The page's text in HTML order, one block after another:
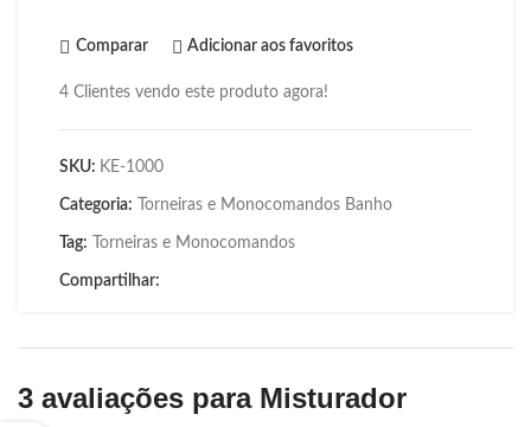
Comparar Adicionar aos favoritos
4 Clientes vendo este produto agora!
SKU: KE-1000
Categoria: Torneiras e Monocomandos Banho
Tag: Torneiras e Monocomandos
Compartilhar:
3 avaliações para Misturador